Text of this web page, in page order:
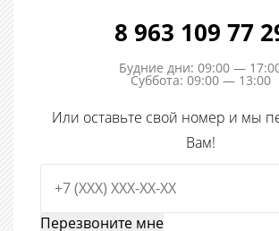
8 963 109 77
Будние дни: 09:00 —
Суббота: 09:00 — 13:00
Или оставьте свой номер и мы
Вам!